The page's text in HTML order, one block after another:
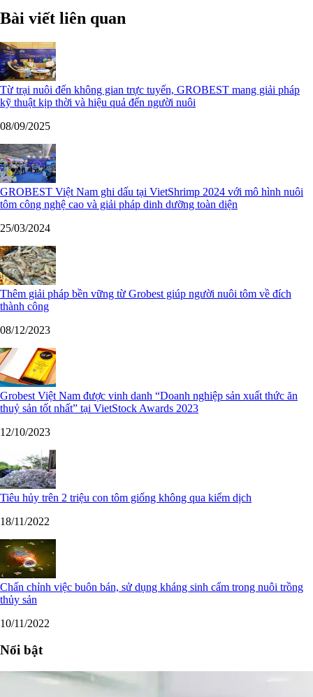
Bài viết liên quan
Từ trại nuôi đến không gian trực tuyến, GROBEST mang giải pháp
kỹ thuật kịp thời và hiệu quả đến người nuôi
08/09/2025
GROBEST Việt Nam ghi dấu tại VietShrimp 2024 với mô hình nuôi
tôm công nghệ cao và giải pháp dinh dưỡng toàn diện
25/03/2024
Thêm giải pháp bền vững từ Grobest giúp người nuôi tôm về đích
thành công
08/12/2023
Grobest Việt Nam được vinh danh “Doanh nghiệp sản xuất thức ăn
thuỷ sản tốt nhất” tại VietStock Awards 2023
12/10/2023
Tiêu hủy trên 2 triệu con tôm giống không qua kiểm dịch
18/11/2022
Chấn chỉnh việc buôn bán, sử dụng kháng sinh cấm trong nuôi trồng
thủy sản
10/11/2022
Nổi bật